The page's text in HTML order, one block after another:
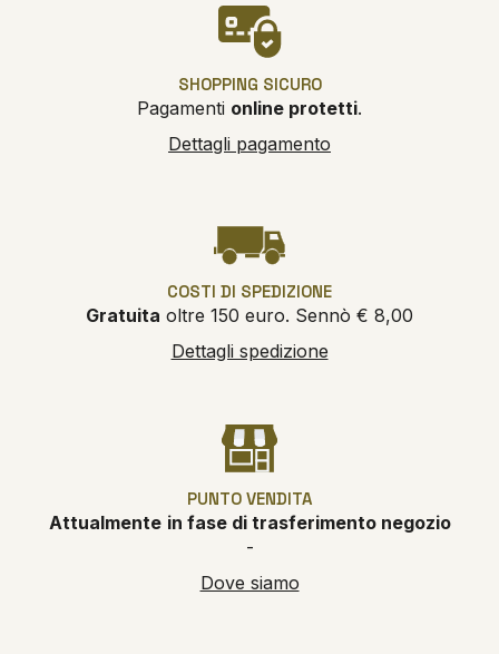
SHOPPING SICURO
Pagamenti online protetti.
Dettagli pagamento
COSTI DI SPEDIZIONE
Gratuita oltre 150 euro. Sennò € 8,00
Dettagli spedizione
PUNTO VENDITA
Attualmente in fase di trasferimento negozio
-
Dove siamo